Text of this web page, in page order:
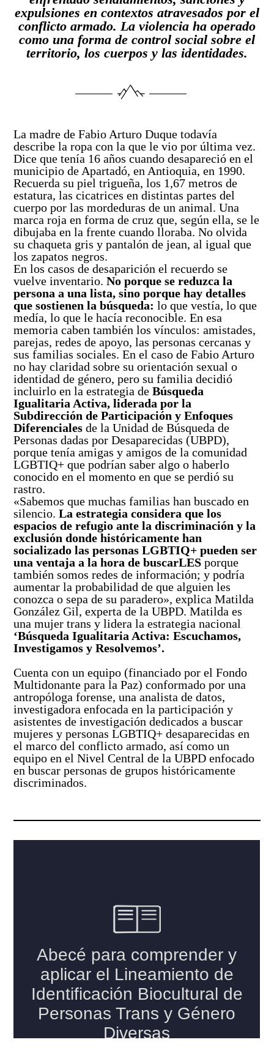
Abecé de la Unidad de Búsqueda
Información de la entidad
Otras entidades relacionadas
Solicitud de búsqueda | Entrega de información
Peticiones, Quejas, Reclamos, Sugerencias y/o
Denuncias
Notificaciones por aviso
Banco de hojas de vida
Descripción general
Diagnóstico de necesidades y problemas
Presupuesto participativo
Contacto ciudadano
Control social
Colaboración e innovación
Lineamientos de participación en la búsqueda
Ruta de participación en la búsqueda
Banco de Iniciativas – Red de Apoyo Operativo para
la Búsqueda
Así avanzamos
ASÍ BUSCAMOS
Plan Nacional de Búsqueda
Seguimiento a los Planes Regionales de Búsqueda
Pactos Regionales de Búsqueda
Universo de personas dadas por desaparecidas
Estándares para la Búsqueda de Personas
Desaparecidas
Listado de personas dadas por desaparecidas
Mapa de lugares de interés forense para la
Mapa de personas buscadoras según solicitudes de
búsqueda
Generación de conocimiento para la búsqueda
HISTORIAS
Exposiciones
TU FECHA, NUESTRA FECHA
Buscar
en
el
portal
expulsiones en contextos atravesados por el
conflicto armado. La violencia ha operado
como una forma de control social sobre el
territorio, los cuerpos y las identidades.
La madre de Fabio Arturo Duque todavía
describe la ropa con la que le vio por última vez.
Dice que tenía 16 años cuando desapareció en el
municipio de Apartadó, en Antioquia, en 1990.
Recuerda su piel trigueña, los 1,67 metros de
estatura, las cicatrices en distintas partes del
cuerpo por las mordeduras de un animal. Una
marca roja en forma de cruz que, según ella, se le
dibujaba en la frente cuando lloraba. No olvida
su chaqueta gris y pantalón de jean, al igual que
los zapatos negros.
En los casos de desaparición el recuerdo se
vuelve inventario.No porque se reduzca la
persona a una lista, sino porque hay detalles
que sostienen la búsqueda: lo que vestía, lo que
medía, lo que le hacía reconocible. En esa
memoria caben también los vínculos: amistades,
parejas, redes de apoyo, las personas cercanas y
sus familias sociales. En el caso de Fabio Arturo
no hay claridad sobre su orientación sexual o
identidad de género, pero su familia decidió
incluirlo en la estrategia deBúsqueda
Igualitaria Activa, liderada por la
Subdirección de Participación y Enfoques
Diferenciales de la Unidad de Búsqueda de
Personas dadas por Desaparecidas (UBPD),
porque tenía amigas y amigos de la comunidad
LGBTIQ+ que podrían saber algo o haberlo
conocido en el momento en que se perdió su
rastro.
«Sabemos que muchas familias han buscado en
silencio.La estrategia considera que los
espacios de refugio ante la discriminación y la
exclusión donde históricamente han
socializado las personas LGBTIQ+ pueden ser
una ventaja a la hora de buscarLES porque
también somos redes de información; y podría
aumentar la probabilidad de que alguien les
conozca o sepa de su paradero», explica Matilda
González Gil, experta de la UBPD. Matilda es
una mujer trans y lidera la estrategia nacional
‘Búsqueda Igualitaria Activa: Escuchamos,
Investigamos y Resolvemos’.
Cuenta con un equipo (financiado por el Fondo
Multidonante para la Paz) conformado por una
antropóloga forense, una analista de datos,
investigadora enfocada en la participación y
asistentes de investigación dedicados a buscar
mujeres y personas LGBTIQ+ desaparecidas en
el marco del conflicto armado, así como un
equipo en el Nivel Central de la UBPD enfocado
en buscar personas de grupos históricamente
discriminados.